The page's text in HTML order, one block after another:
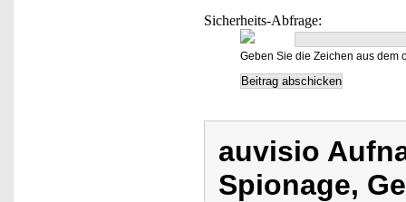
Sicherheits-Abfrage:
Geben Sie die Zeichen aus dem
auvisio
Spionage,